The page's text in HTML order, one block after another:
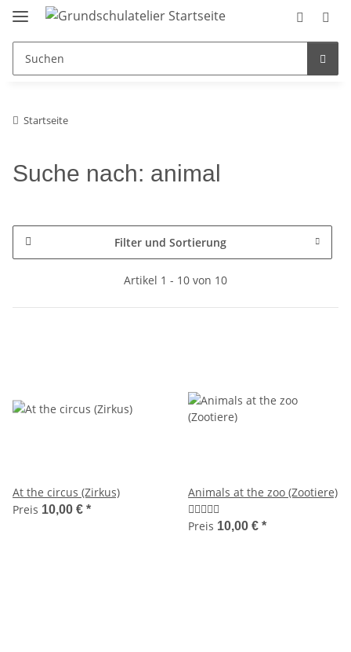
Startseite
Suche nach: animal
Filter und Sortierung
Artikel 1 - 10 von 10
At the circus (Zirkus)
Preis 10,00 € *
Animals at the zoo (Zootiere)
Preis 10,00 € *